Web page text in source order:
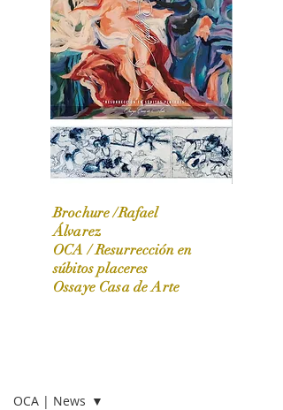
OCA|News 31 / Marzo-Abril / 2024
Brochure /Rafael
Álvarez
OCA /Resurrección en
súbitos placeres
Ossaye Casa de Arte
OCA | News